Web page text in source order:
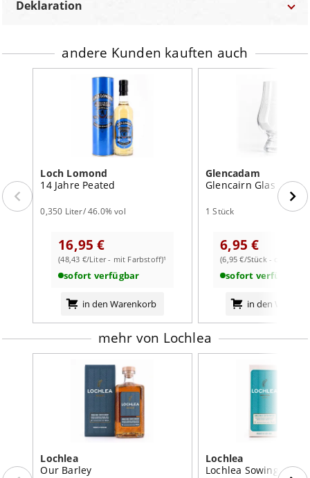
Bestellnummer
BZG-10654
Kategorie
Gläser
Werbeaufdruck?
Fassungsvermögen
Höhe
Inhalt
Deklaration
Lebensmittel-Unternehmer: Kirsch Import e.K.
Mackenstedter Str. 7 28816 Stuhr
ohne Farbstoff
andere Kunden kauften auch
Loch Lomond
14 Jahre Peated
0,350 Liter/ 46.0% vol
16,95 €
(48,43 €/Liter - mit Farbstoff)¹
sofort verfügbar
in den Warenkorb
Glencadam
Glencairn Glas
1 Stück
6,95 €
(6,95 €/Stück - ohne
sofort verfügbar
in den
mehr von Lochlea
Lochlea
Our Barley
Lochlea
Lochlea Sowing 2nd